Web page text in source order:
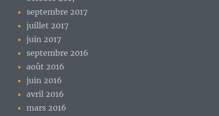
septembre 2017
juillet 2017
juin 2017
septembre 2016
août 2016
juin 2016
avril 2016
mars 2016